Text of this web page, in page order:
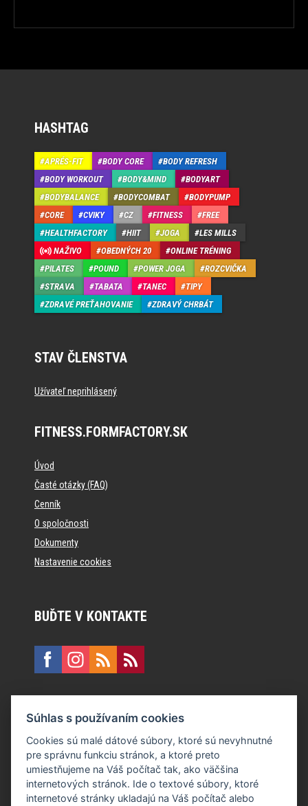
HASHTAG
APRÉS-FIT BODY CORE
BODY REFRESH
BODY WORKOUT
BODY&MIND
BODYART
BODYBALANCE
BODYCOMBAT
BODYPUMP
CORE
CVIKY CZ FITNESS
FREE
HEALTHFACTORY
HIIT JOGA
LES MILLS
NAŽIVO
OBEDNÝCH 20
ONLINE TRÉNING
PILATES
POUND POWER JOGA
ROZCVIČKA
STRAVA
TABATA TANEC
TIPY
ZDRAVÉ PREŤAHOVANIE
ZDRAVÝ CHRBÁT
STAV ČLENSTVA
Užívateľ neprihlásený
FITNESS.FORMFACTORY.SK
Úvod
Časté otázky (FAQ)
Cenník
O spoločnosti
Dokumenty
Nastavenie cookies
BUĎTE V KONTAKTE
E:recepcia@formfactory.sk
Form Factory Slovakia s.r.o., Ružová dolina 480/6, 821 08
Bratislava
Súhlas s používaním cookies
Cookies sú malé dátové súbory, ktoré sú nevyhnutné
pre správnu funkciu stránok, a ktoré preto
umiestňujeme na Váš počítač tak, ako väčšina
internetových stránok. Ide o textové súbory, ktoré
internetové stránky ukladajú na Váš počítač alebo